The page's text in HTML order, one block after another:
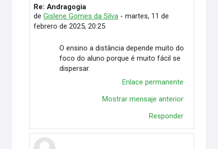
En respuesta a Eugenio Fábio Ferreira Rodrigues
Re: Andragogia
de Gislene Gomes da Silva- martes, 11 de
febrero de 2025, 20:25
O ensino a distância depende muito do
foco do aluno porque é muito fácil se
dispersar.
Enlace permanente
Mostrar mensaje anterior
Responder